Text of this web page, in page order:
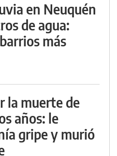
en Neuquén
de agua:
más
la muerte de
años: le
gripe y murió